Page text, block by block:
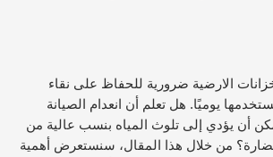
الارضية ضرورية للحفاظ على نقاء
يوميًا. هل تعلم أن انعدام الصيانة
أن يؤدي إلى تلوث المياه بنسب عالية من
الضارة؟ من خلال هذا المقال، سنستعرض أهمية